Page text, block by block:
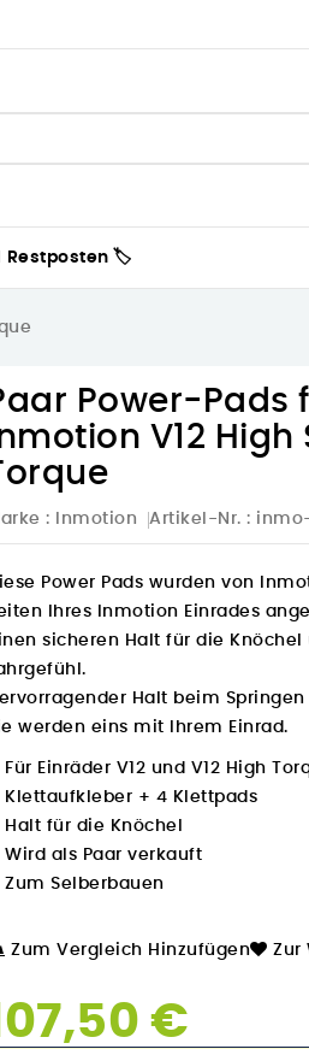
Restposten 🏷️
Power-Pads
V12
: Inmotion Artikel-Nr. :
Power Pads wurden von
Ihres Inmotion Einrades
sicheren Halt für die
Halt beim
werden eins mit Ihrem Einrad.
Für Einräder V12 und V12 High
Klettaufkleber + 4 Klettpads
Halt für die Knöchel
Wird als Paar verkauft
Zum Selberbauen
Zum Vergleich Hinzufügen Zur
€